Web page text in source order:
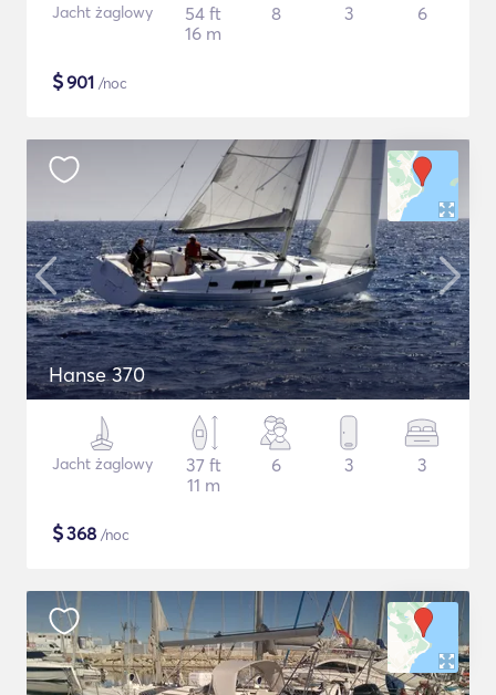
Jacht żaglowy
54 ft
16 m
8 3 6
$901 /noc
Hanse 370
Jacht żaglowy
37 ft
11 m
6 3 3
$368 /noc